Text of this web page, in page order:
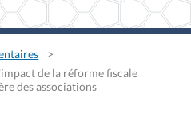
de la réforme fiscale
des associations